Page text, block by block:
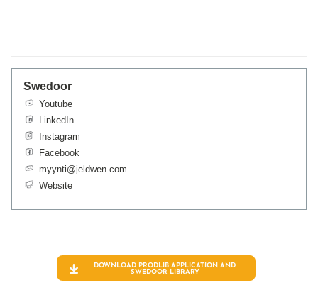
Swedoor
Youtube
LinkedIn
Instagram
Facebook
myynti@jeldwen.com
Website
DOWNLOAD PRODLIB APPLICATION AND
SWEDOOR LIBRARY